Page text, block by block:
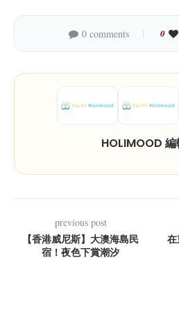
0 comments 0
HOLIMOOD
previous post
【香港威尼斯】大澳海島民
宿！夜色下賞潮汐